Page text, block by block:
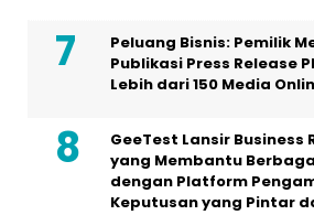
Peluang Bisnis: Pemilik
Publikasi Press Release
Lebih dari 150 Media
GeeTest Lansir Business
yang Membantu
dengan Platform
Keputusan yang Pintar